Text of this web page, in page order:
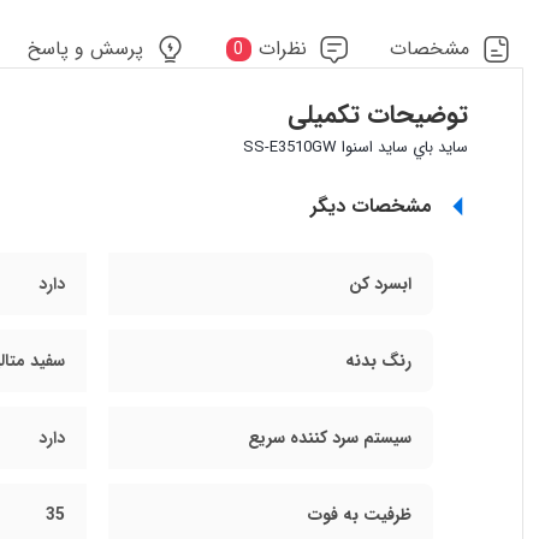
مشخصات نظرات 0 پرسش و پاسخ
توضیحات تکمیلی
سايد باي سايد اسنوا SS-E3510GW
مشخصات دیگر
ابسرد کن دارد
رنگ بدنه سفید
سیستم سرد کننده سریع دارد
ظرفيت به فوت 35